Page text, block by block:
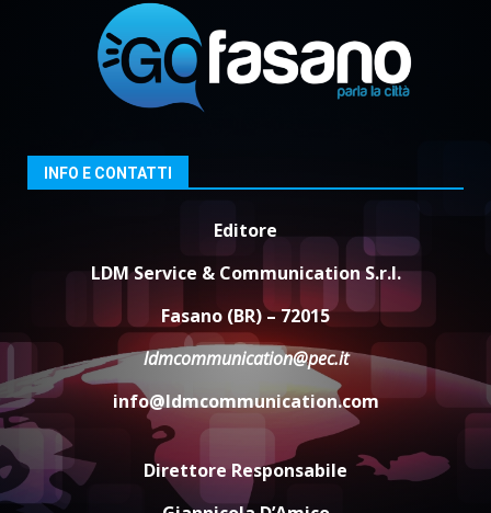
condivisa della Villetta di
Laureto
6 Agosto 2026 06:20
3
La magia del Minareto e la prima
Serie D, l’Us Fasano è escluso
dal campionato
Truffatori in azione nelle
frazioni fasanesi
5 Agosto 2026 11:03
INFO E CONTATTI
Editore
LDM Service & Communication S.r.l.
Fasano (BR) – 72015
ldmcommunication@pec.it
info@ldmcommunication.com
Direttore Responsabile